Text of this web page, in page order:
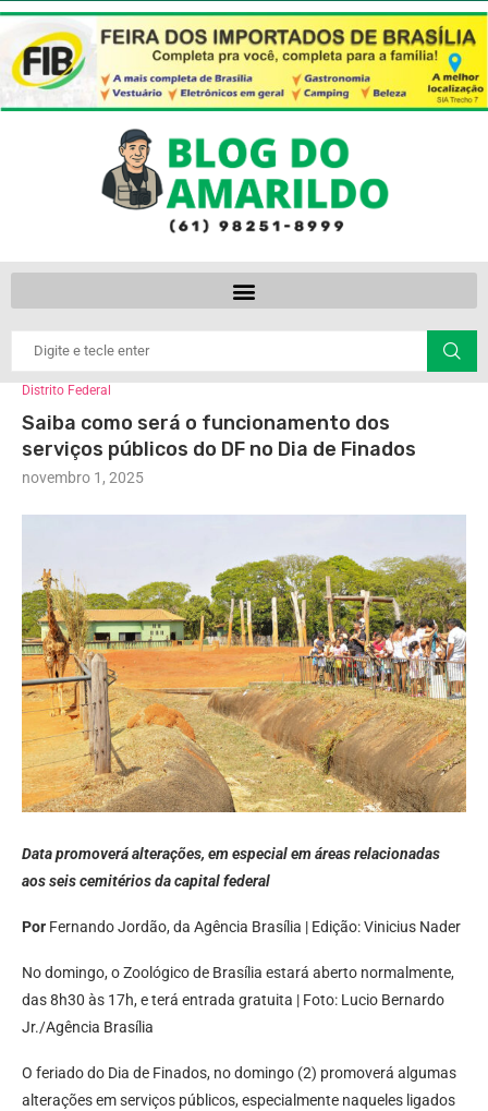
Distrito Federal
Saiba como será o funcionamento dos
serviços públicos do DF no Dia de Finados
novembro 1, 2025
Data promoverá alterações, em especial em áreas relacionadas
aos seis cemitérios da capital federal
Por Fernando Jordão, da Agência Brasília | Edição: Vinicius Nader
No domingo, o Zoológico de Brasília estará aberto normalmente,
das 8h30 às 17h, e terá entrada gratuita | Foto: Lucio Bernardo
Jr./Agência Brasília
O feriado do Dia de Finados, no domingo (2) promoverá algumas
alterações em serviços públicos, especialmente naqueles ligados